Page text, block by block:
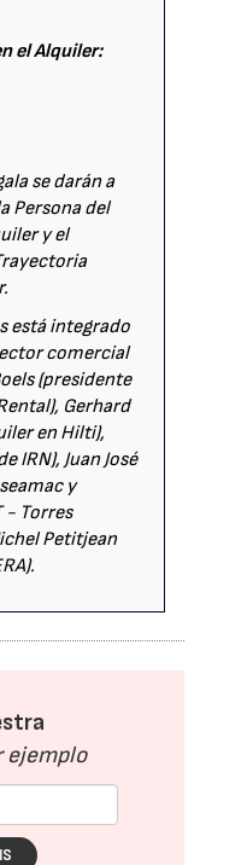
el Alquiler:
se darán a
Persona del
y el
está integrado
comercial
(presidente
Gerhard
en Hilti),
IRN), Juan José
y
- Torres
Petitjean
ejemplo